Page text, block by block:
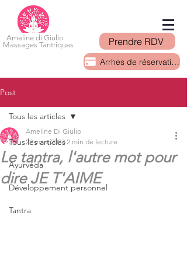
Ameline di Giulio
Massages Tantriques
Prendre RDV
Arrhes de réservation
Post
Tous les articles
Ayurvéda
Développement personnel
Tantra
Tous les articles
Le tantra, l'autre mot pour
dire JE T'AIME
Ameline Di Giulio
22 mars 2023 2 min de lecture